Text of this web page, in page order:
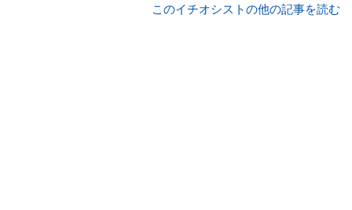
、集英社「週刊プレイボーイ」、宝島
このイチオシストの他の記事を読む